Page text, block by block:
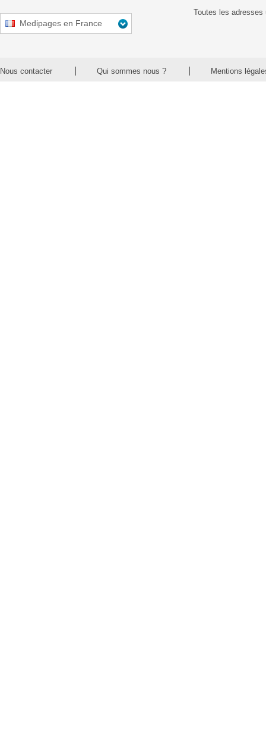
Medipages en France
Toutes les adresses
Nous contacter Qui sommes nous ? Mentions